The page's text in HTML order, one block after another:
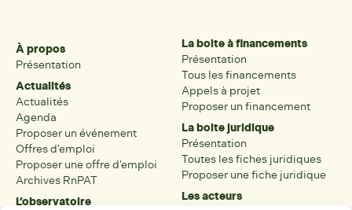
À propos
Présentation
Actualités
Actualités
Agenda
Proposer un événement
Offres d’emploi
Proposer une offre d’emploi
Archives RnPAT
L’observatoire
La boite à financements
Présentation
Tous les financements
Appels à projet
Proposer un financement
La boite juridique
Présentation
Toutes les fiches juridiques
Proposer une fiche juridique
Les acteurs